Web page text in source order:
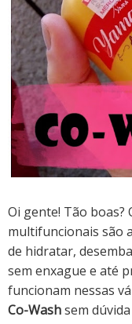
Oi gente! Tão boas?
multifuncionais são
de hidratar,
sem enxague e até
funcionam nessas
Co-Washsem